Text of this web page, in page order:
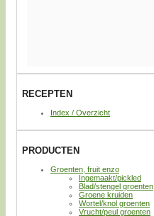
RECEPTEN
Index / Overzicht
PRODUCTEN
Groenten, fruit enzo
Ingemaakt/pickled
Blad/stengel groenten
Groene kruiden
Wortel/knol groenten
Vrucht/peul groenten